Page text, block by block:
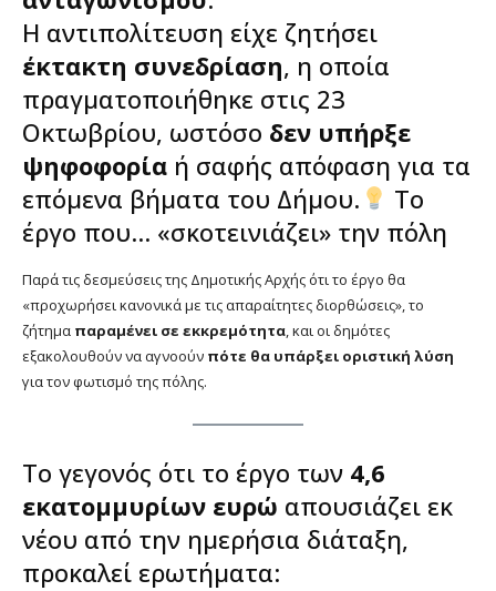
Η αντιπολίτευση είχε ζητήσει
έκτακτη συνεδρίαση, η οποία
πραγματοποιήθηκε στις 23
Οκτωβρίου, ωστόσο δεν υπήρξε
ψηφοφορία ή σαφής απόφαση για τα
επόμενα βήματα του Δήμου.
Το
έργο που… «σκοτεινιάζει» την πόλη
Παρά τις δεσμεύσεις της Δημοτικής Αρχής ότι το έργο θα
«προχωρήσει κανονικά με τις απαραίτητες διορθώσεις», το
ζήτημα παραμένει σε εκκρεμότητα, και οι δημότες
εξακολουθούν να αγνοούν πότε θα υπάρξει οριστική λύση
για τον φωτισμό της πόλης.
Το γεγονός ότι το έργο των 4,6
εκατομμυρίων ευρώ απουσιάζει εκ
νέου από την ημερήσια διάταξη,
προκαλεί ερωτήματα: